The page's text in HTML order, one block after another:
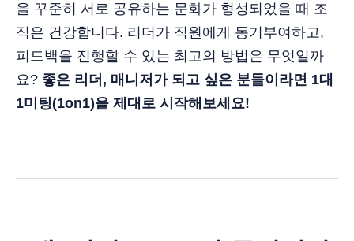
을 꾸준히 서로 공유하는 문화가 형성되었을 때 조
직은 건강합니다. 리더가 직원에게 동기부여하고,
피드백을 진행할 수 있는 최고의 방법은 무엇일까
요? 좋은 리더, 매니저가 되고 싶은 분들이라면 1대
1미팅(1on1)을 제대로 시작해보세요!